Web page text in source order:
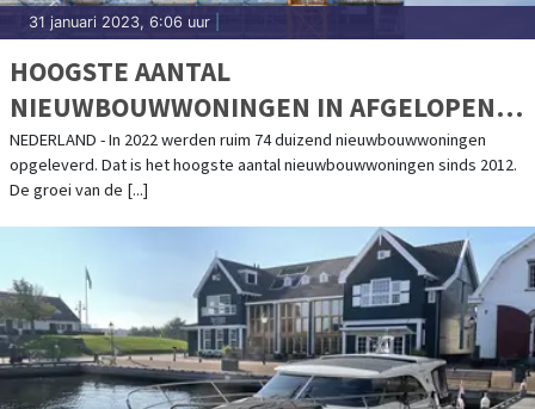
31 januari 2023, 6:06 uur
HOOGSTE AANTAL
NIEUWBOUWWONINGEN IN AFGELOPEN
DECENNIUM
NEDERLAND - In 2022 werden ruim 74 duizend nieuwbouwwoningen
opgeleverd. Dat is het hoogste aantal nieuwbouwwoningen sinds 2012.
De groei van de [...]